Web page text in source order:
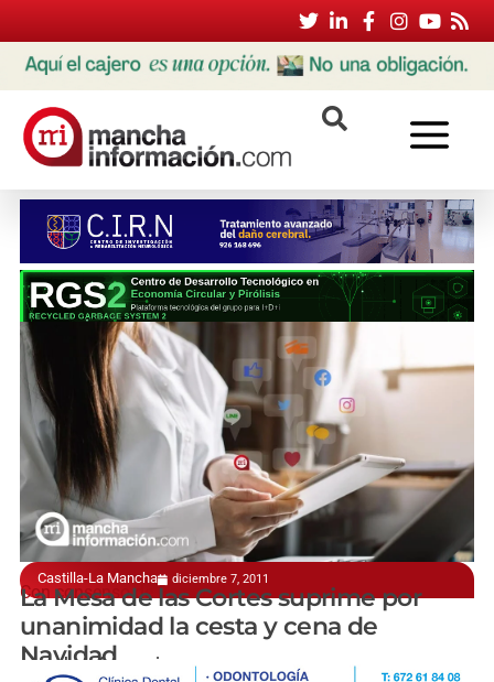
Castilla-La Mancha diciembre 7, 2011
Con consenso de Personal
La Mesa de las Cortes suprime por
unanimidad la cesta y cena de
Navidad
manchainformacion.com